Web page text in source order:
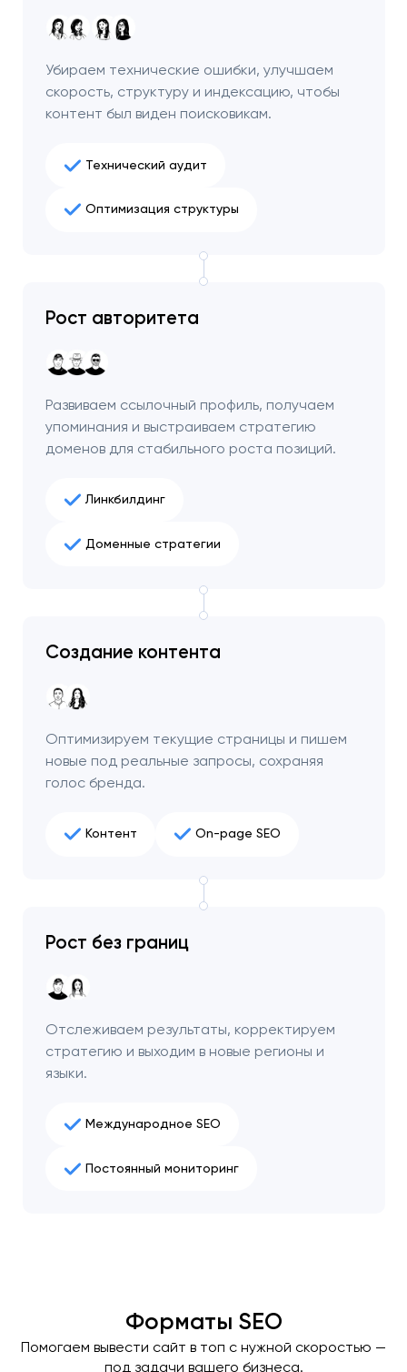
Убираем технические ошибки, улучшаем
скорость, структуру и индексацию, чтобы
контент был виден поисковикам.
Технический аудит
Оптимизация структуры
Рост авторитета
Развиваем ссылочный профиль, получаем
упоминания и выстраиваем стратегию
доменов для стабильного роста позиций.
Линкбилдинг
Доменные стратегии
Создание контента
Оптимизируем текущие страницы и пишем
новые под реальные запросы, сохраняя
голос бренда.
Контент On-page SEO
Рост без границ
Отслеживаем результаты, корректируем
стратегию и выходим в новые регионы и
языки.
Международное SEO
Постоянный мониторинг
Форматы SEO
Помогаем вывести сайт в топ с нужной скоростью —
под задачи вашего бизнеса.
Закрыть